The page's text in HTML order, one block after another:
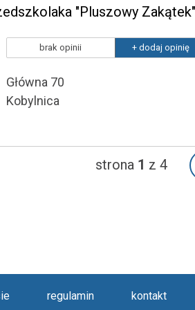
"Pluszowy Zakątek"
brak opinii + dodaj opinię
Główna 70
Kobylnica
strona 1 z 4
regulamin kontakt